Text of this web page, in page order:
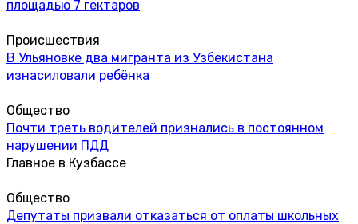
площадью 7 гектаров
Происшествия
В Ульяновке два мигранта из Узбекистана
изнасиловали ребёнка
Общество
Почти треть водителей признались в постоянном
нарушении ПДД
Главное в Кузбассе
Общество
Депутаты призвали отказаться от оплаты школьных